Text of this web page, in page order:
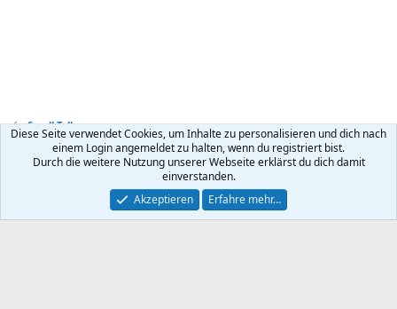
Small Talk
Kontakt Nutzungsbedingungen Datenschutz Hilfe
R
Community platform by XenForo ® © 2010-2026 XenForo Ltd.
Diese Seite verwendet Cookies, um Inhalte zu personalisieren und dich nach
einem Login angemeldet zu halten, wenn du registriert bist.
Durch die weitere Nutzung unserer Webseite erklärst du dich damit
einverstanden.
Akzeptieren
Erfahre mehr…